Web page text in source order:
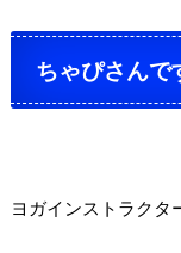
ちゃぴさんで
ヨガインストラクタ